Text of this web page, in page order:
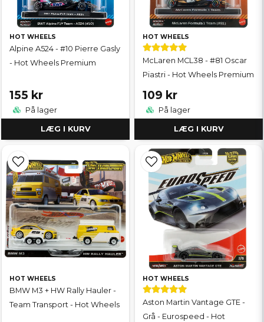
HOT WHEELS
Alpine A524 - #10 Pierre Gasly
- Hot Wheels Premium
155 kr
På lager
LÆG I KURV
HOT WHEELS
McLaren MCL38 - #81 Oscar
Piastri - Hot Wheels Premium
109 kr
På lager
LÆG I KURV
HOT WHEELS
BMW M3 + HW Rally Hauler -
Team Transport - Hot Wheels
HOT WHEELS
Aston Martin Vantage GTE -
Grå - Eurospeed - Hot